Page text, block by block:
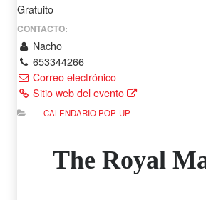
Gratuito
CONTACTO:
Nacho
653344266
Correo electrónico
Sitio web del evento
CALENDARIO POP-UP
The Royal